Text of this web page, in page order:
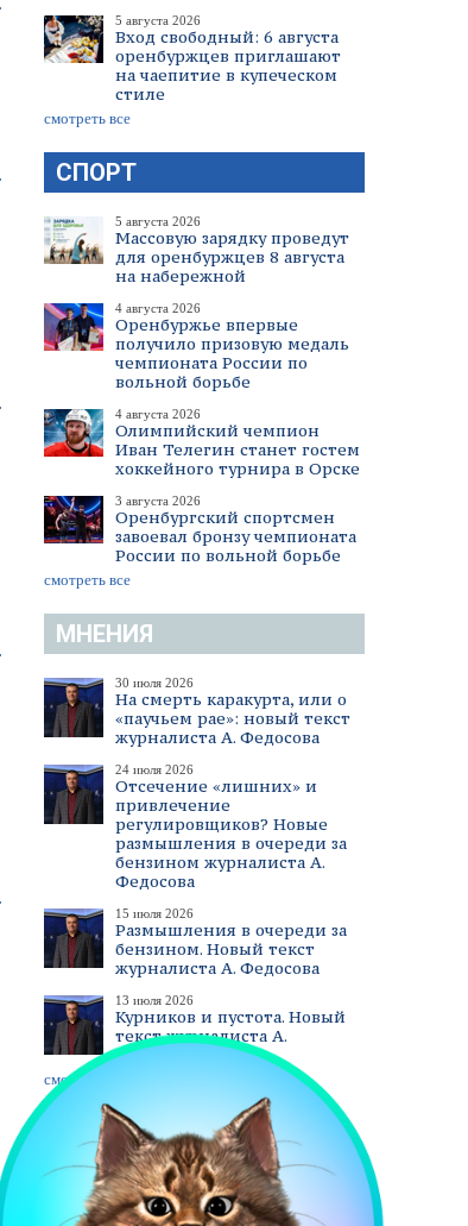
5 августа 2026
Вход свободный: 6 августа
оренбуржцев приглашают
на чаепитие в купеческом
стиле
смотреть все
СПОРТ
5 августа 2026
Массовую зарядку проведут
для оренбуржцев 8 августа
на набережной
4 августа 2026
Оренбуржье впервые
получило призовую медаль
чемпионата России по
вольной борьбе
4 августа 2026
Олимпийский чемпион
Иван Телегин станет гостем
хоккейного турнира в Орске
3 августа 2026
Оренбургский спортсмен
завоевал бронзу чемпионата
России по вольной борьбе
смотреть все
МНЕНИЯ
30 июля 2026
На смерть каракурта, или о
«паучьем рае»: новый текст
журналиста А. Федосова
24 июля 2026
Отсечение «лишних» и
привлечение
регулировщиков? Новые
размышления в очереди за
бензином журналиста А.
Федосова
15 июля 2026
Размышления в очереди за
бензином. Новый текст
журналиста А. Федосова
13 июля 2026
Курников и пустота. Новый
текст журналиста А.
Федосова
смотреть все